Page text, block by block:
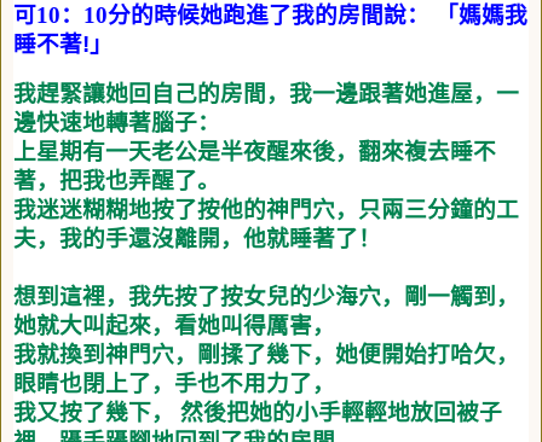
可10： 10分的時候她跑進了我的房間說：
「媽媽我
睡不著! 」
我趕緊讓她回自己的房間，我一邊跟著她進屋，一
邊快速地轉著腦子：
上星期有一天老公是半夜醒來後，翻來複去睡不
著，把我也弄醒了。
我迷迷糊糊地按了按他的神門穴，只兩三分鐘的工
夫，我的手還沒離開，他就睡著了！
想到這裡，我先按了按女兒的少海穴，剛一觸到，
她就大叫起來，看她叫得厲害，
我就換到神門穴，剛揉了幾下，她便開始打哈欠，
眼睛也閉上了，手也不用力了，
我又按了幾下，
然後把她的小手輕輕地放回被子